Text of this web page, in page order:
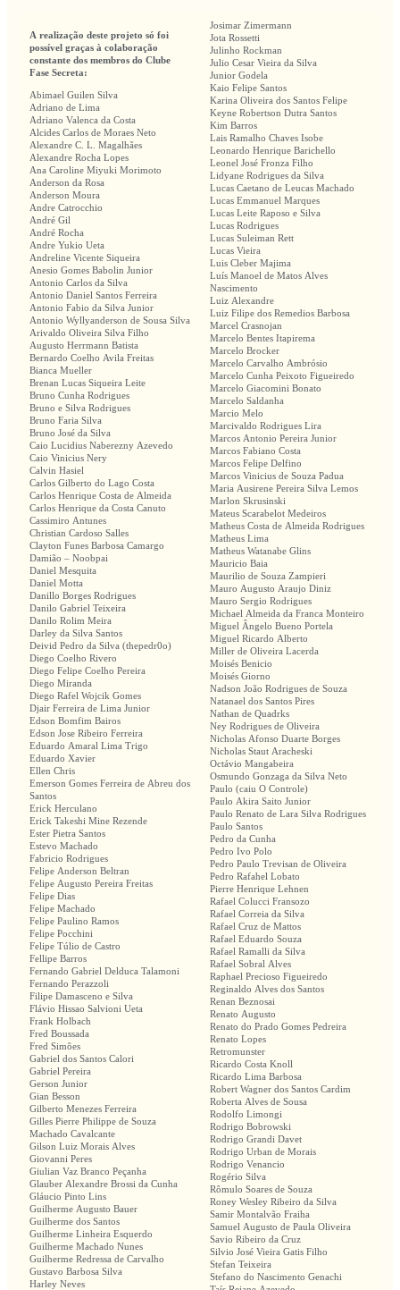
A realização deste projeto só foi
possível graças à colaboração
constante dos membros do Clube
Fase Secreta:
Abimael Guilen Silva
Adriano de Lima
Adriano Valenca da Costa
Alcides Carlos de Moraes Neto
Alexandre C. L. Magalhães
Alexandre Rocha Lopes
Ana Caroline Miyuki Morimoto
Anderson da Rosa
Anderson Moura
Andre Catrocchio
André Gil
André Rocha
Andre Yukio Ueta
Andreline Vicente Siqueira
Anesio Gomes Babolin Junior
Antonio Carlos da Silva
Antonio Daniel Santos Ferreira
Antonio Fabio da Silva Junior
Antonio Wyllyanderson de Sousa Silva
Arivaldo Oliveira Silva Filho
Augusto Herrmann Batista
Bernardo Coelho Avila Freitas
Bianca Mueller
Brenan Lucas Siqueira Leite
Bruno Cunha Rodrigues
Bruno e Silva Rodrigues
Bruno Faria Silva
Bruno José da Silva
Caio Lucidius Naberezny Azevedo
Caio Vinicius Nery
Calvin Hasiel
Carlos Gilberto do Lago Costa
Carlos Henrique Costa de Almeida
Carlos Henrique da Costa Canuto
Cassimiro Antunes
Christian Cardoso Salles
Clayton Funes Barbosa Camargo
Damião – Noobpai
Daniel Mesquita
Daniel Motta
Danillo Borges Rodrigues
Danilo Gabriel Teixeira
Danilo Rolim Meira
Darley da Silva Santos
Deivid Pedro da Silva (thepedr0o)
Diego Coelho Rivero
Diego Felipe Coelho Pereira
Diego Miranda
Diego Rafel Wojcik Gomes
Djair Ferreira de Lima Junior
Edson Bomfim Bairos
Edson Jose Ribeiro Ferreira
Eduardo Amaral Lima Trigo
Eduardo Xavier
Ellen Chris
Emerson Gomes Ferreira de Abreu dos
Santos
Erick Herculano
Erick Takeshi Mine Rezende
Ester Pietra Santos
Estevo Machado
Fabricio Rodrigues
Felipe Anderson Beltran
Felipe Augusto Pereira Freitas
Felipe Dias
Felipe Machado
Felipe Paulino Ramos
Felipe Pocchini
Felipe Túlio de Castro
Fellipe Barros
Fernando Gabriel Delduca Talamoni
Fernando Perazzoli
Filipe Damasceno e Silva
Flávio Hissao Salvioni Ueta
Frank Holbach
Fred Boussada
Fred Simões
Gabriel dos Santos Calori
Gabriel Pereira
Gerson Junior
Gian Besson
Gilberto Menezes Ferreira
Gilles Pierre Philippe de Souza
Machado Cavalcante
Gilson Luiz Morais Alves
Giovanni Peres
Giulian Vaz Branco Peçanha
Glauber Alexandre Brossi da Cunha
Gláucio Pinto Lins
Guilherme Augusto Bauer
Guilherme dos Santos
Guilherme Linheira Esquerdo
Guilherme Machado Nunes
Guilherme Redressa de Carvalho
Gustavo Barbosa Silva
Harley Neves
Josimar Zimermann
Jota Rossetti
Julinho Rockman
Julio Cesar Vieira da Silva
Junior Godela
Kaio Felipe Santos
Karina Oliveira dos Santos Felipe
Keyne Robertson Dutra Santos
Kim Barros
Lais Ramalho Chaves Isobe
Leonardo Henrique Barichello
Leonel José Fronza Filho
Lidyane Rodrigues da Silva
Lucas Caetano de Leucas Machado
Lucas Emmanuel Marques
Lucas Leite Raposo e Silva
Lucas Rodrigues
Lucas Suleiman Rett
Lucas Vieira
Luis Cleber Majima
Luís Manoel de Matos Alves
Nascimento
Luiz Alexandre
Luiz Filipe dos Remedios Barbosa
Marcel Crasnojan
Marcelo Bentes Itapirema
Marcelo Brocker
Marcelo Carvalho Ambrósio
Marcelo Cunha Peixoto Figueiredo
Marcelo Giacomini Bonato
Marcelo Saldanha
Marcio Melo
Marcivaldo Rodrigues Lira
Marcos Antonio Pereira Junior
Marcos Fabiano Costa
Marcos Felipe Delfino
Marcos Vinicius de Souza Padua
Maria Ausirene Pereira Silva Lemos
Marlon Skrusinski
Mateus Scarabelot Medeiros
Matheus Costa de Almeida Rodrigues
Matheus Lima
Matheus Watanabe Glins
Mauricio Baia
Maurilio de Souza Zampieri
Mauro Augusto Araujo Diniz
Mauro Sergio Rodrigues
Michael Almeida da Franca Monteiro
Miguel Ângelo Bueno Portela
Miguel Ricardo Alberto
Miller de Oliveira Lacerda
Moisés Benicio
Moisés Giorno
Nadson João Rodrigues de Souza
Natanael dos Santos Pires
Nathan de Quadrks
Ney Rodrigues de Oliveira
Nicholas Afonso Duarte Borges
Nicholas Staut Aracheski
Octávio Mangabeira
Osmundo Gonzaga da Silva Neto
Paulo (caiu O Controle)
Paulo Akira Saito Junior
Paulo Renato de Lara Silva Rodrigues
Paulo Santos
Pedro da Cunha
Pedro Ivo Polo
Pedro Paulo Trevisan de Oliveira
Pedro Rafahel Lobato
Pierre Henrique Lehnen
Rafael Colucci Fransozo
Rafael Correia da Silva
Rafael Cruz de Mattos
Rafael Eduardo Souza
Rafael Ramalli da Silva
Rafael Sobral Alves
Raphael Precioso Figueiredo
Reginaldo Alves dos Santos
Renan Beznosai
Renato Augusto
Renato do Prado Gomes Pedreira
Renato Lopes
Retromunster
Ricardo Costa Knoll
Ricardo Lima Barbosa
Robert Wagner dos Santos Cardim
Roberta Alves de Sousa
Rodolfo Limongi
Rodrigo Bobrowski
Rodrigo Grandi Davet
Rodrigo Urban de Morais
Rodrigo Venancio
Rogério Silva
Rômulo Soares de Souza
Roney Wesley Ribeiro da Silva
Samir Montalvão Fraiha
Samuel Augusto de Paula Oliveira
Savio Ribeiro da Cruz
Silvio José Vieira Gatis Filho
Stefan Teixeira
Stefano do Nascimento Genachi